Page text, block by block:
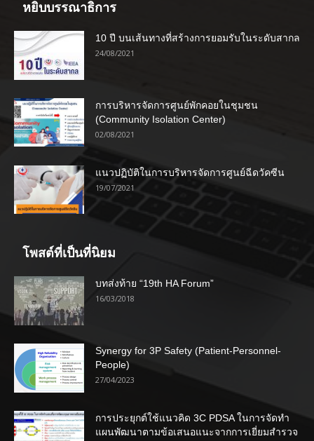
หยิบบรรณาธิการ
10 ปี บนเส้นทางที่สร้างการยอมรับในระดับสากล
24/08/2021
การบริหารจัดการศูนย์พักคอยในชุมชน
(Community Isolation Center)
02/08/2021
แนวปฏิบัติในการบริหารจัดการศูนย์ฉีดวัคซีน
19/07/2021
โพสต์ที่เป็นที่นิยม
บทส่งท้าย “19th HA Forum”
16/03/2018
Synergy for 3P Safety (Patient-Personnel-
People)
27/04/2023
การประยุกต์ใช้แนวคิด 3C PDSA ในการจัดทำ
แผนพัฒนาตามข้อเสนอแนะจากการเยี่ยมสำรวจ